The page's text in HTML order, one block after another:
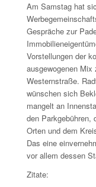
Am Samstag hat
Gespräche zur
Vorstellungen der
ausgewogenen
Westernstraße.
wünschen sich
mangelt an
den Parkgebühren,
Orten und dem
Das eine
vor allem dessen
Zitate: